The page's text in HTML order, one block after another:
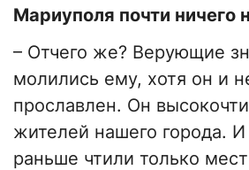
Мариуполя почти ничего
– Отчего же? Верующие
молились ему, хотя он и
прославлен. Он
жителей нашего города. И
раньше чтили только